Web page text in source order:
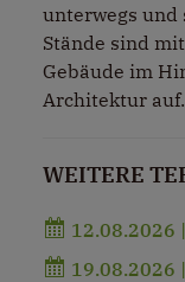
unterwegs und
Stände sind
Gebäude im
Architektur auf.
WEITERE
12.08.2026
19.08.2026